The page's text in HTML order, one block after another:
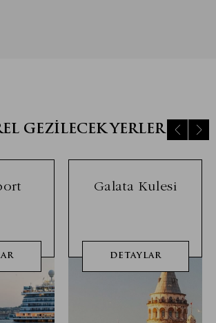
GEZILECEK YERLER
DETAYLAR
Galata Kulesi